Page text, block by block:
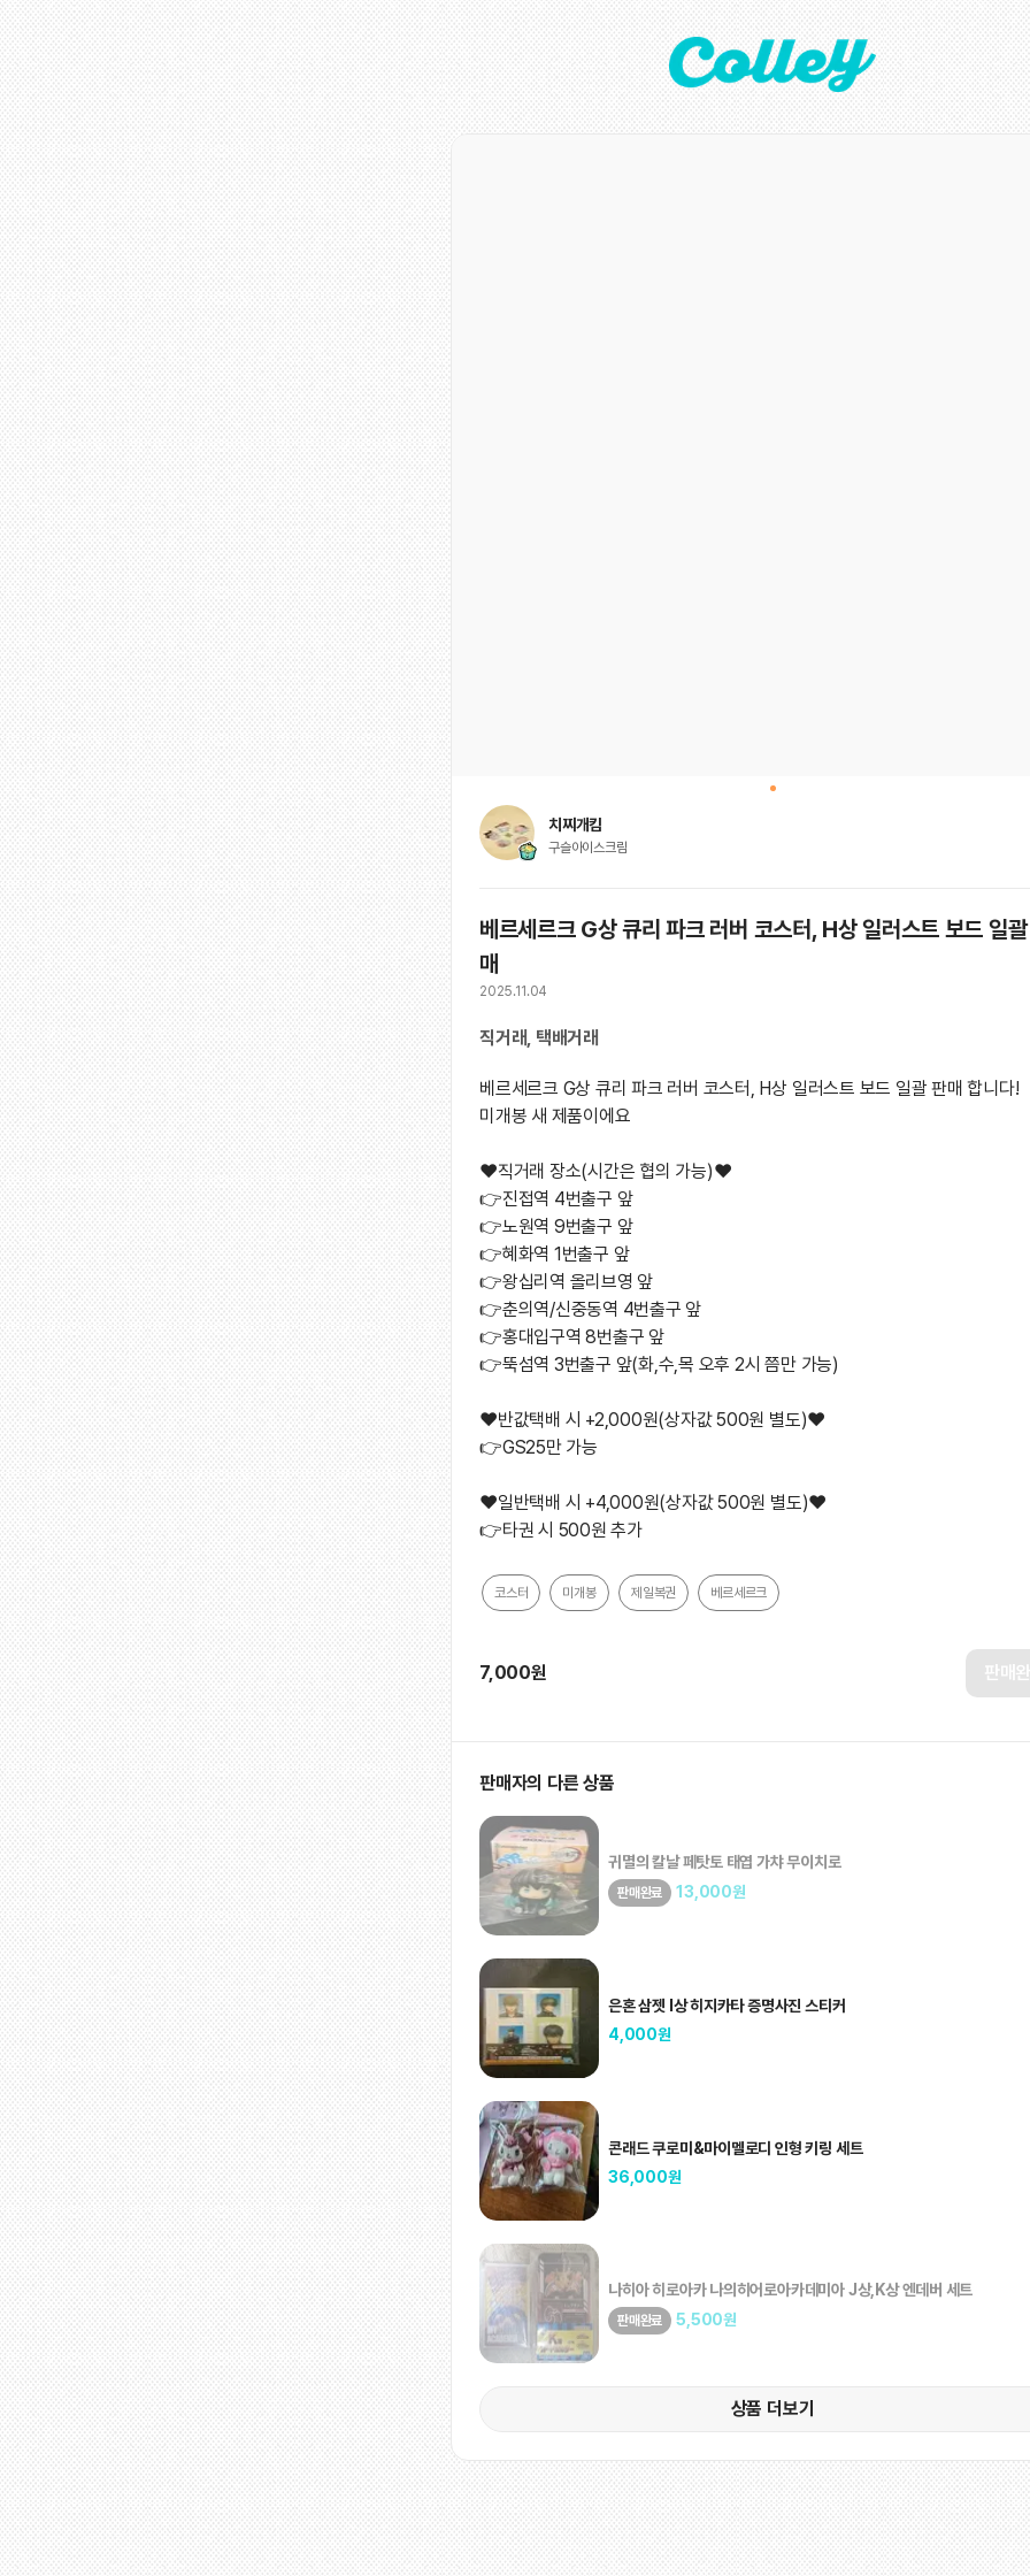
치찌개킴
구슬아이스크림
베르세르크 G상 큐리 파크 러버 코스터, H상 일러스트 보드 일
매
2025.11.04
직거래, 택배거래
베르세르크 G상 큐리 파크 러버 코스터, H상 일러스트 보드 일괄 판매 합니다!
미개봉 새 제품이에요
❤️직거래 장소(시간은 협의 가능)❤️
👉진접역 4번출구 앞
👉노원역 9번출구 앞
👉혜화역 1번출구 앞
👉왕십리역 올리브영 앞
👉춘의역/신중동역 4번출구 앞
👉홍대입구역 8번출구 앞
👉뚝섬역 3번출구 앞(화,수,목 오후 2시 쯤만 가능)
❤️반값택배 시 +2,000원(상자값 500원 별도)❤️
👉GS25만 가능
❤️일반택배 시 +4,000원(상자값 500원 별도)❤️
👉타권 시 500원 추가
코스터 미개봉 제일복권 베르세르크
7,000원 판매
판매자의 다른 상품
귀멸의 칼날 페탓토 태엽 가챠 무이치로
판매완료 13,000원
은혼 삼젯 I상 히지카타 증명사진 스티커
4,000원
콘래드 쿠로미&마이멜로디 인형 키링 세트
36,000원
나히아 히로아카 나의히어로아카데미아 J상,K상 엔데버 세트
판매완료 5,500원
상품 더보기